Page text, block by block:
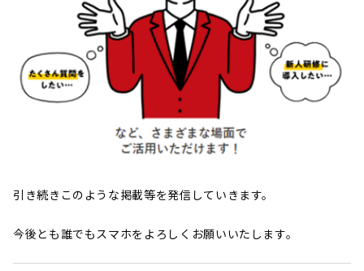
引き続きこのような掲載等を発信していきます。
今後とも誰でもスマホをよろしくお願いいたします。